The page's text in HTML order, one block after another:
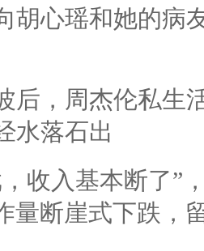
胡心瑶和她的病
后，周杰伦私生
水落石出
收入基本断了”
量断崖式下跌，